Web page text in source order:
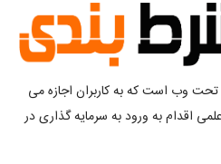
وب است که به کاربران اجازه می
اقدام به ورود به سرمایه گذاری در